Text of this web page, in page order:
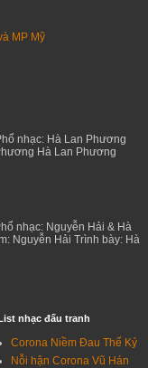
Trần Thế V…
of menta…
và kính ph…
hẹnHôi ngộ X…
MP Mỹ
nhạc: Hà Lan Phương
Hà Lan Phương
nhạc: Nguyễn Hải & Hà
Nguyễn Hải Trình bày: Hà
nhạc đấu tranh
Corona Niềm Đau Thế Kỷ
Nỗi hận Corona Vũ Hán